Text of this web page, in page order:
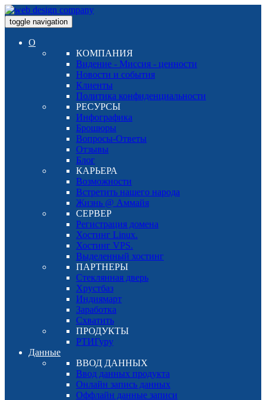
toggle navigation
О
КОМПАНИЯ
Видение - Миссия - ценности
Новости и события
Клиенты
Политика конфиденциальности
РЕСУРСЫ
Инфографика
Брошюры
Вопросы-Ответы
Отзывы
Блог
КАРЬЕРА
Возможности
Встретить нашего народа
Жизнь @ Аммайя
СЕРВЕР
Регистрация домена
Хостинг Linux.
Хостинг VPS.
Выделенный хостинг
ПАРТНЕРЫ
Стеклянная дверь
Хрустбаз
Индиямарт
Заработка
Схватить
ПРОДУКТЫ
РТИГуру
Данные
ВВОД ДАННЫХ
Ввод данных продукта
Онлайн запись данных
Оффлайн данные записи